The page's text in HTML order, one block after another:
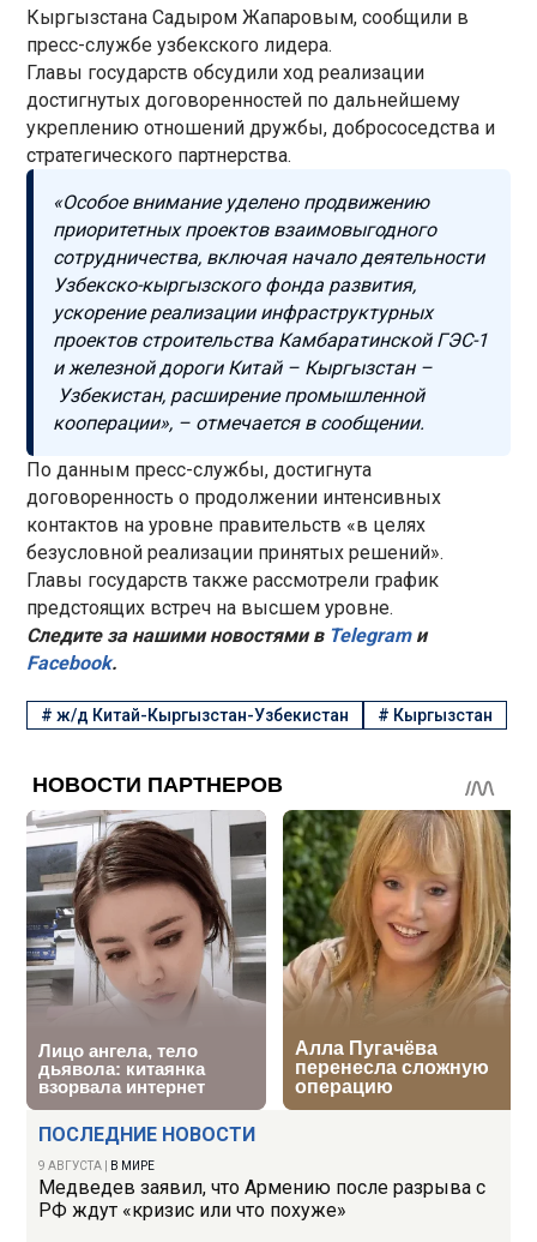
ПОСЛЕДНИЕ НОВОСТИ
9 АВГУСТА В МИРЕ
Медведев заявил, что Армению после разрыва с
РФ ждут «кризис или что похуже»
Кыргызстана Садыром Жапаровым, сообщили в
пресс-службе узбекского лидера.
Главы государств обсудили ход реализации
достигнутых договоренностей по дальнейшему
укреплению отношений дружбы, добрососедства и
стратегического партнерства.
«Особое внимание уделено продвижению
приоритетных проектов взаимовыгодного
сотрудничества, включая начало деятельности
Узбекско-кыргызского фонда развития,
ускорение реализации инфраструктурных
проектов строительства Камбаратинской ГЭС-1
и железной дороги Китай – Кыргызстан –
Узбекистан, расширение промышленной
кооперации», – отмечается в сообщении.
По данным пресс-службы, достигнута
договоренность о продолжении интенсивных
контактов на уровне правительств «в целях
безусловной реализации принятых решений».
Главы государств также рассмотрели график
предстоящих встреч на высшем уровне.
Следите за нашими новостями вTelegramи
Facebook.
#ж/д Китай-Кыргызстан-Узбекистан # Кыргызстан